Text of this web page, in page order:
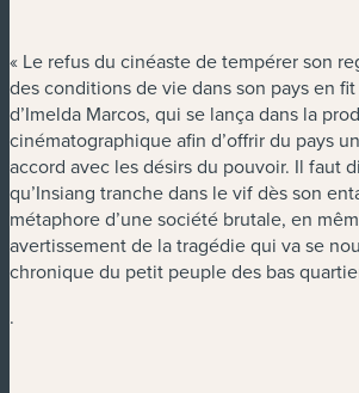
« Le refus du cinéaste de tempérer son
des conditions de vie dans son pays en
d’Imelda Marcos, qui se lança dans la
cinématographique afin d’offrir du pays
accord avec les désirs du pouvoir. Il faut
qu’Insiang tranche dans le vif dès son
métaphore d’une société brutale, en
avertissement de la tragédie qui va se
chronique du petit peuple des bas
.